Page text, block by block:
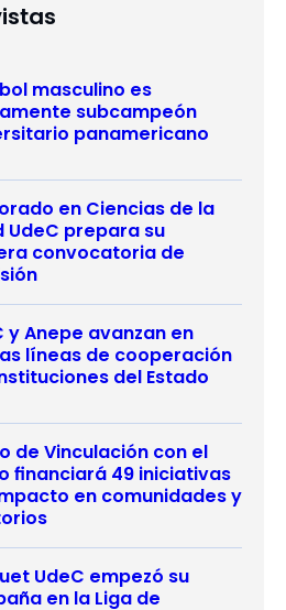
masculino es
subcampeón
panamericano
en Ciencias de la
UdeC prepara su
convocatoria de
y Anepe avanzan en
líneas de cooperación
del Estado
de Vinculación con el
financiará 49 iniciativas
en comunidades y
UdeC empezó su
en la Liga de